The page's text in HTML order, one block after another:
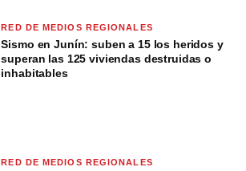
RED DE MEDIOS REGIONALES
Sismo en Junín: suben a 15 los heridos y
superan las 125 viviendas destruidas o
inhabitables
RED DE MEDIOS REGIONALES